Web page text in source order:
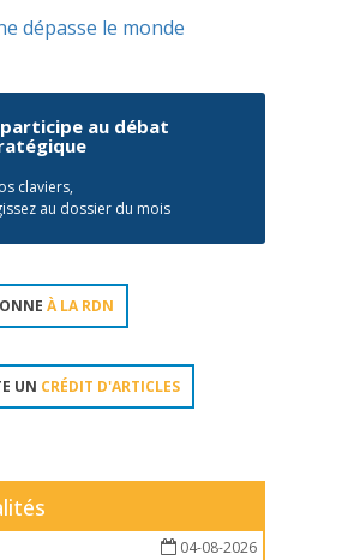
dépasse le monde
participe au débat
claviers,
au dossier du mois
À LA RDN
UN CRÉDIT D'ARTICLES
04-08-2026